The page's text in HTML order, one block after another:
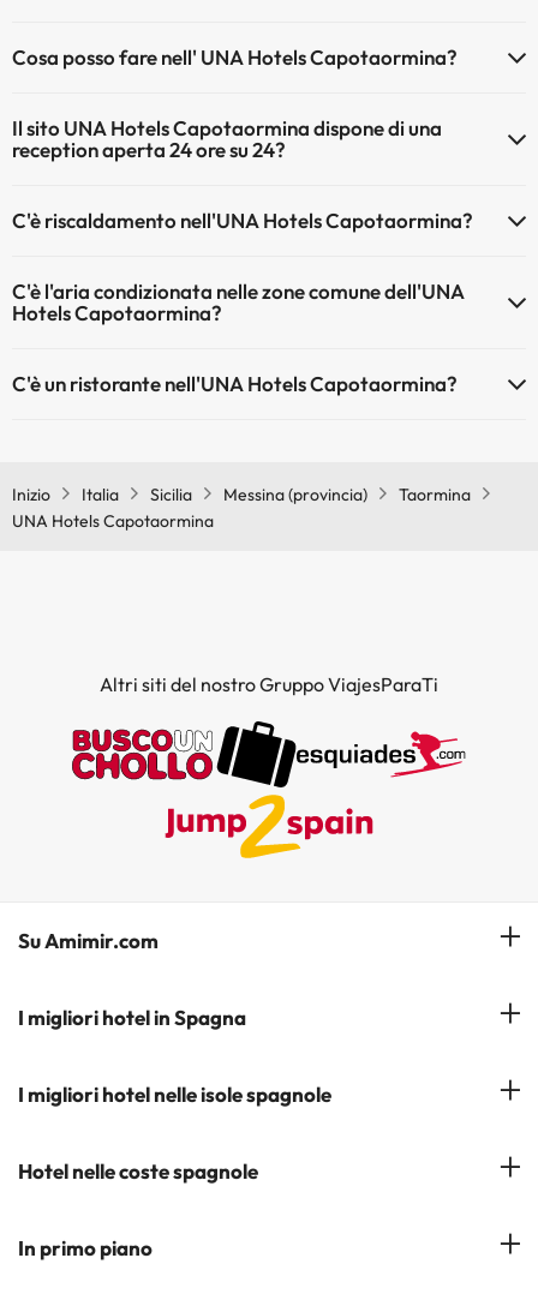
Qui potete trovare maggiori informazioni sulla piscina e sulle altri
Piscina all'aperto (stagione estiva)
Cosa posso fare nell' UNA Hotels Capotaormina?
possono essere a pagamento):
Il sito UNA Hotels Capotaormina dispone di una
reception aperta 24 ore su 24?
C'è riscaldamento nell'UNA Hotels Capotaormina?
comuni
C'è l'aria condizionata nelle zone comune dell'UNA
Hotels Capotaormina?
aree comuni.
C'è un ristorante nell'UNA Hotels Capotaormina?
Inizio Italia Sicilia Messina (provincia)
Taormina
UNA Hotels Capotaormina
Altri siti del nostro Gruppo ViajesParaTi
Su Amimir.com
Il Nostro Team
Iscrivetevi alla nostra newsletter
I migliori hotel in Spagna
Hotel a Salou
Hotel a Cádiz
I migliori hotel nelle isole spagnole
Hotel a Tenerife
Hotel a Maiorca
Hotel nelle coste spagnole
Costa del Sol
In primo piano